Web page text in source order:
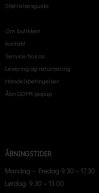
Størrelsesguide
Om butikken
Kontakt
Service hos os
Levering og returnering
Handelsbetingelser
Åbn GDPR-popup
ÅBNINGSTIDER
Mandag – Fredag 9.30 – 17.30
Lørdag: 9.30 – 13.00